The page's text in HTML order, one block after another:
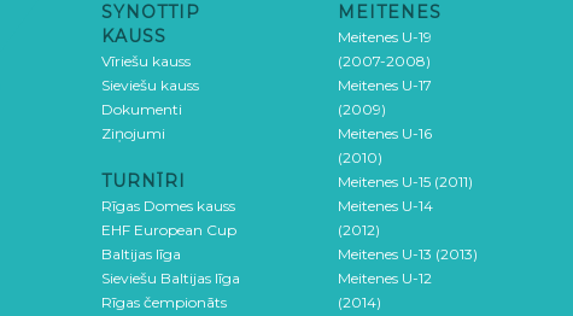
SYNOTTIP
KAUSS
Vīriešu kauss
Sieviešu kauss
Dokumenti
Ziņojumi
TURNĪRI
Rīgas Domes kauss
EHF European Cup
Baltijas līga
Sieviešu Baltijas līga
Rīgas čempionāts
MEITENES
Meitenes U-19
(2007-2008)
Meitenes U-17
(2009)
Meitenes U-16
(2010)
Meitenes U-15 (2011)
Meitenes U-14
(2012)
Meitenes U-13 (2013)
Meitenes U-12
(2014)